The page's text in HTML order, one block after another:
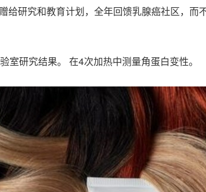
研究和教育计划，全年回馈乳腺癌社区，而
研究结果。 在4次加热中测量角蛋白变性。